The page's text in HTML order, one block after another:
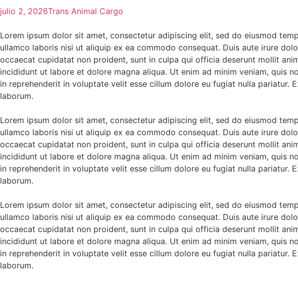
julio 2, 2026Trans Animal Cargo
Lorem ipsum dolor sit amet, consectetur adipiscing elit, sed do eiusmod
ullamco laboris nisi ut aliquip ex ea commodo consequat. Duis aute irure
occaecat cupidatat non proident, sunt in culpa qui officia deserunt mollit
incididunt ut labore et dolore magna aliqua. Ut enim ad minim veniam, quis
in reprehenderit in voluptate velit esse cillum dolore eu fugiat nulla
laborum.
Lorem ipsum dolor sit amet, consectetur adipiscing elit, sed do eiusmod
ullamco laboris nisi ut aliquip ex ea commodo consequat. Duis aute irure
occaecat cupidatat non proident, sunt in culpa qui officia deserunt mollit
incididunt ut labore et dolore magna aliqua. Ut enim ad minim veniam, quis
in reprehenderit in voluptate velit esse cillum dolore eu fugiat nulla
laborum.
Lorem ipsum dolor sit amet, consectetur adipiscing elit, sed do eiusmod
ullamco laboris nisi ut aliquip ex ea commodo consequat. Duis aute irure
occaecat cupidatat non proident, sunt in culpa qui officia deserunt mollit
incididunt ut labore et dolore magna aliqua. Ut enim ad minim veniam, quis
in reprehenderit in voluptate velit esse cillum dolore eu fugiat nulla
laborum.